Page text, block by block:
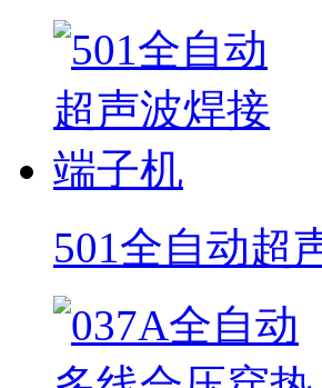
501全自动超